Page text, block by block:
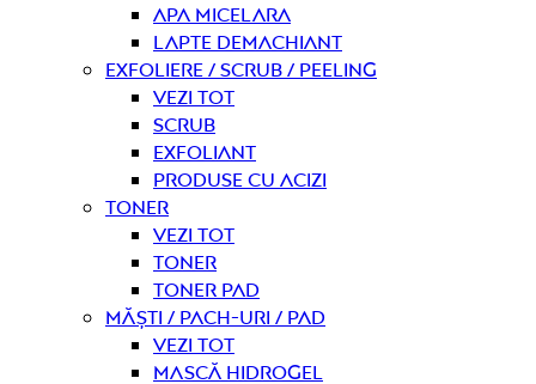
Apa micelara
Lapte demachiant
Exfoliere / Scrub / Peeling
Vezi tot
Scrub
Exfoliant
Produse cu acizi
Toner
Vezi tot
Toner
Toner pad
Măști / Pach-uri / Pad
Vezi tot
Mască hidrogel